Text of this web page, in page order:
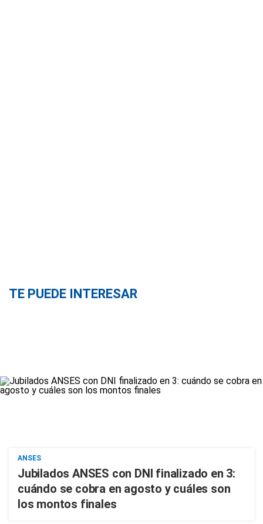
TE PUEDE INTERESAR
ANSES
Jubilados ANSES con DNI finalizado en 3:
cuándo se cobra en agosto y cuáles son
los montos finales